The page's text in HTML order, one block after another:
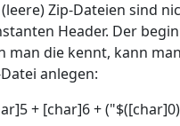
Zip-Dateien sind
Header. Der
man die kennt, kann
anlegen:
+ [char]6 +